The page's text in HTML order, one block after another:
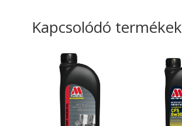
Kapcsolódó termékek